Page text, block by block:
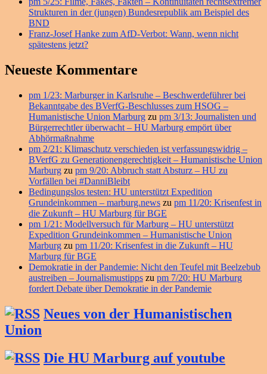
Strukturen in der (jungen) Bundesrepublik am Beispiel des
BND
Franz-Josef Hanke zum AfD-Verbot: Wann, wenn nicht
spätestens jetzt?
Neueste Kommentare
pm 1/23: Marburger in Karlsruhe – Beschwerdeführer bei
Bekanntgabe des BVerfG-Beschlusses zum HSOG –
Humanistische Union Marburg zu pm 3/13: Journalisten und
Bürgerrechtler überwacht – HU Marburg empört über
Abhörmaßnahme
pm 2/21: Klimaschutz verschieden ist verfassungswidrig –
BVerfG zu Generationengerechtigkeit – Humanistische Union
Marburg zu pm 9/20: Abbruch statt Absturz – HU zu
Vorfällen bei #DanniBleibt
Bedingungslos testen: HU unterstützt Expedition
Grundeinkommen – marburg.news zu pm 11/20: Krisenfest in
die Zukunft – HU Marburg für BGE
pm 1/21: Modellversuch für Marburg – HU unterstützt
Expedition Grundeinkommen – Humanistische Union
Marburg zu pm 11/20: Krisenfest in die Zukunft – HU
Marburg für BGE
Demokratie in der Pandemie: Nicht den Teufel mit Beelzebub
austreiben – Journalismustipps zu pm 7/20: HU Marburg
fordert Debate über Demokratie in der Pandemie
Neues von der Humanistischen
Union
Die HU Marburg auf youtube